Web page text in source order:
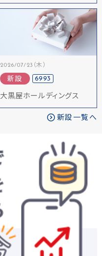
2026/07/23（木）
新設 6993
大黒屋ホールディングス
新設一覧へ